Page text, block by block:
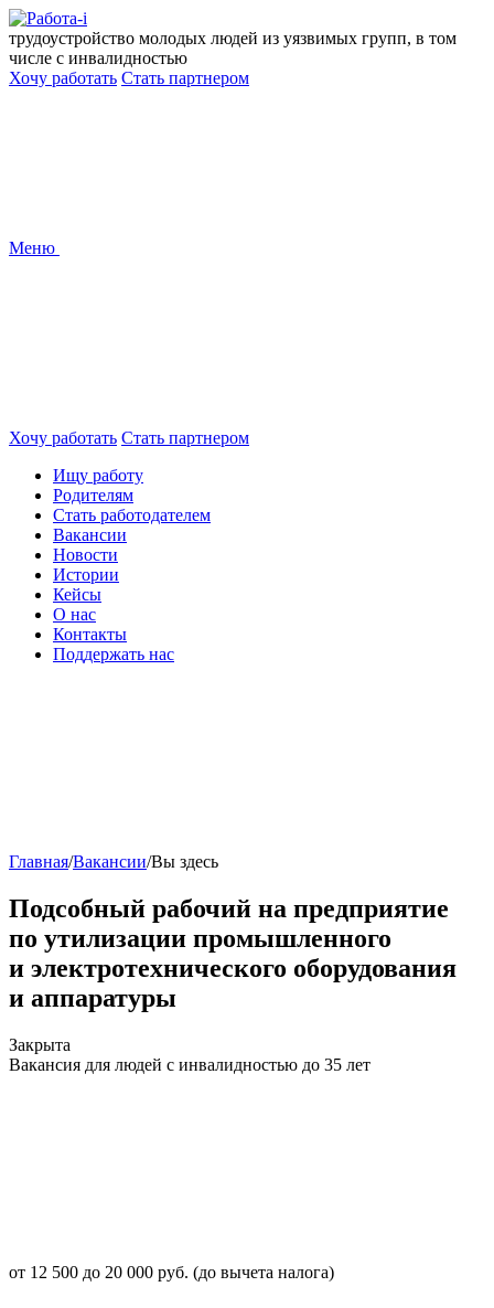
Перейти
к
содержанию
трудоустройство молодых людей из уязвимых групп, в том
числе с инвалидностью
Хочу работать Стать партнером
Меню
Хочу работать Стать партнером
Ищу работу
Родителям
Стать работодателем
Вакансии
Новости
Истории
Кейсы
О нас
Контакты
Поддержать нас
Главная/Вакансии/Вы здесь
Подсобный рабочий на предприятие
по утилизации промышленного
и электротехнического оборудования
и аппаратуры
Закрыта
Вакансия для людей с инвалидностью до 35 лет
от 12 500 до 20 000 руб. (до вычета налога)